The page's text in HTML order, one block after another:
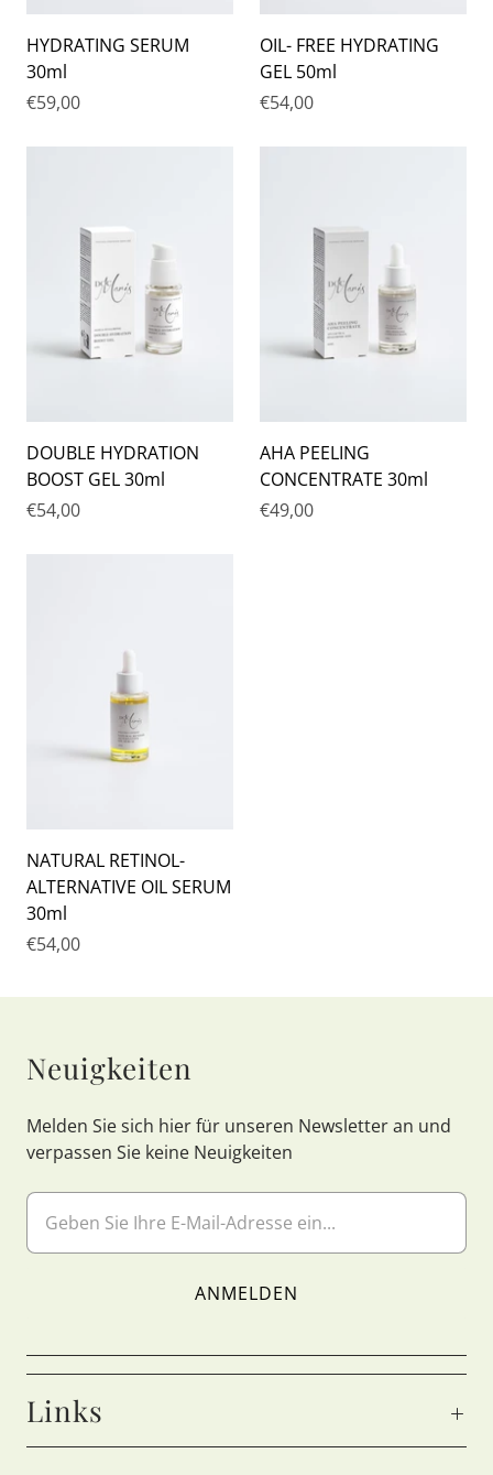
HYDRATING SERUM
30ml
€59,00
OIL- FREE HYDRATING
GEL 50ml
€54,00
DOUBLE HYDRATION
BOOST GEL 30ml
€54,00
AHA PEELING
CONCENTRATE 30ml
€49,00
NATURAL RETINOL-
ALTERNATIVE OIL SERUM
30ml
€54,00
Neuigkeiten
Melden Sie sich hier für unseren Newsletter an und
verpassen Sie keine Neuigkeiten
Links